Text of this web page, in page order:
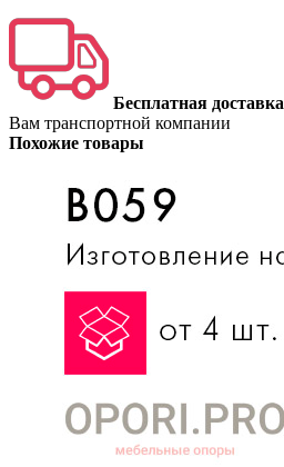
Бесплатная доставка
Вам транспортной компании
Похожие товары